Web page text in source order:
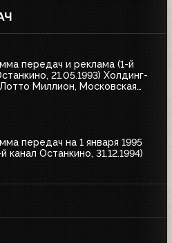
передач и реклама (1-й
21.05.1993) Холдинг-
Миллион, Московская
передач на 1 января 1995
канал Останкино, 31.12.1994)